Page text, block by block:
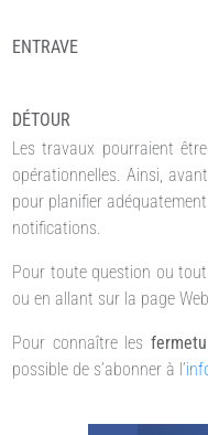
ENTRAVE
DÉTOUR
Les travaux pourraient
opérationnelles. Ainsi,
pour planifier
notifications.
Pour toute question ou
ou en allant sur la page Web
Pour connaître les
possible de s’abonner à l’